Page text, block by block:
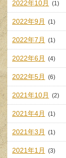
2022年10月 (1)
2022年9月 (1)
2022年7月 (1)
2022年6月 (4)
2022年5月 (6)
2021年10月 (2)
2021年4月 (1)
2021年3月 (1)
2021年1月 (3)